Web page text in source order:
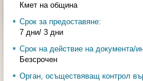
Кмет на община
Срок за предоставяне:
7 дни/ 3 дни
Срок на действие на документа/
Безсрочен
Орган, осъществяващ контрол